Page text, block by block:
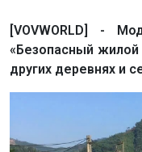
[VOVWORLD] -
«Безопасный
других деревнях и